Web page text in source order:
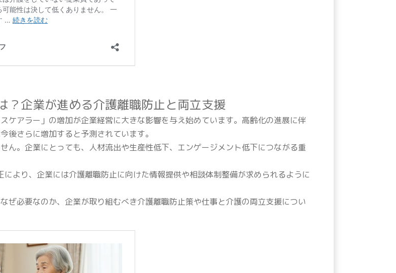
？企業が進める介護離職防止と両立支援
ケアラー」の増加が企業経営に大きな影響を与え始めています。高齢化の進展に伴
後さらに増加すると予測されています。
ん。企業にとっても、人材流出や生産性低下、エンゲージメント低下につながる重
より、企業には介護離職防止に向けた情報提供や相談体制整備が求められるように
ぜ必要なのか、企業が取り組むべき介護離職防止策や仕事と介護の両立支援につい